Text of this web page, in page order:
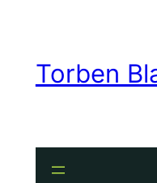
springenTorben